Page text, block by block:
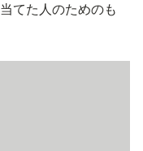
てた人のためのも